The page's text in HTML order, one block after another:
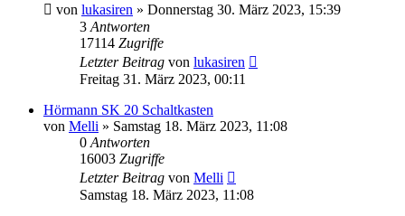
von lukasiren » Donnerstag 30. März 2023, 15:39
3 Antworten
17114 Zugriffe
Letzter Beitrag von lukasiren
Freitag 31. März 2023, 00:11
Hörmann SK 20 Schaltkasten
von Melli » Samstag 18. März 2023, 11:08
0 Antworten
16003 Zugriffe
Letzter Beitrag von Melli
Samstag 18. März 2023, 11:08